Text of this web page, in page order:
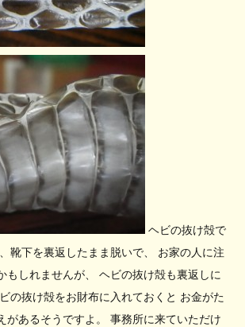
ヘビの抜け殻で
靴下を裏返したまま脱いで、 お家の人に注
もしれませんが、 ヘビの抜け殻も裏返しに
の抜け殻をお財布に入れておくと お金がた
があるそうですよ。 事務所に来ていただけ